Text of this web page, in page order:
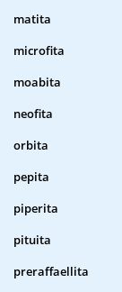
matita
microfita
moabita
neofita
orbita
pepita
piperita
pituita
preraffaellita